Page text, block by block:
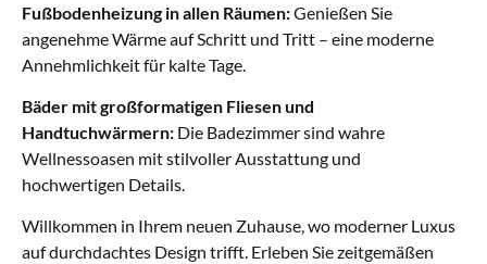
Fußbodenheizung in allen Räumen:Genießen Sie
angenehme Wärme auf Schritt und Tritt – eine moderne
Annehmlichkeit für kalte Tage.
Bäder mit großformatigen Fliesen und
Handtuchwärmern: Die Badezimmer sind wahre
Wellnessoasen mit stilvoller Ausstattung und
hochwertigen Details.
Willkommen in Ihrem neuen Zuhause, wo moderner Luxus
auf durchdachtes Design trifft. Erleben Sie zeitgemäßen